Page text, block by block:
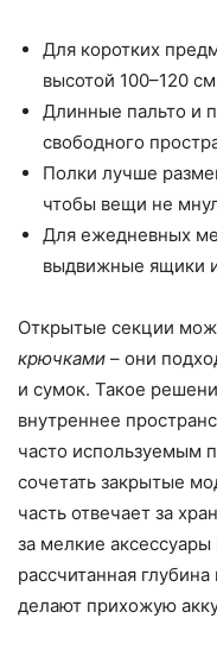
Для коротких
высотой 100–120
Длинные пальто и
свободного
Полки лучше
чтобы вещи не
Для ежедневных
выдвижные ящики
Открытые секции
крючками – они
и сумок. Такое
внутреннее
часто используемым
сочетать закрытые
часть отвечает за
за мелкие
рассчитанная
делают прихожую